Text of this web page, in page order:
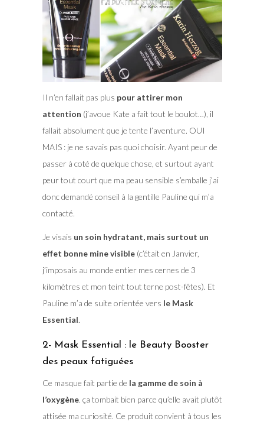
Il n’en fallait pas plus pour attirer mon
attention (j’avoue Kate a fait tout le boulot…), il
fallait absolument que je tente l’aventure. OUI
MAIS : je ne savais pas quoi choisir. Ayant peur de
passer à coté de quelque chose, et surtout ayant
peur tout court que ma peau sensible s’emballe j’ai
donc demandé conseil à la gentille Pauline qui m’a
contacté.
Je visais un soin hydratant, mais surtout un
effet bonne mine visible(c’était en Janvier,
j’imposais au monde entier mes cernes de 3
kilomètres et mon teint tout terne post-fêtes). Et
Pauline m’a de suite orientée vers le Mask
Essential.
2- Mask Essential : le Beauty Booster
des peaux fatiguées
Ce masque fait partie de la gamme de soin à
l’oxygène. ça tombait bien parce qu’elle avait plutôt
attisée ma curiosité. Ce produit convient à tous les